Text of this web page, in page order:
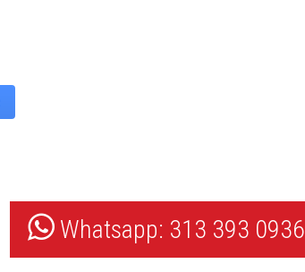
Whatsapp: 313 393 0936